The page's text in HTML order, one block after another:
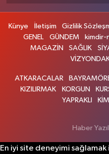
Künye İletişim Gizlilik
GENEL
GÜNDEM kimdir-
MAGAZİN
SAĞLIK
ATKARACALAR
KIZILIRMAK
KORGUN
YAPRAKLI
Haber
En iyi site deneyimi